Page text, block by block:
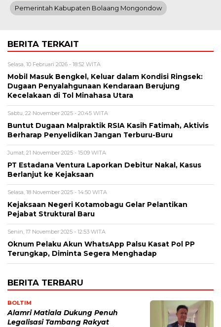
Pemerintah Kabupaten Bolaang Mongondow
BERITA TERKAIT
Selasa, 10 Februari 2026 - 18:52 WITA
Mobil Masuk Bengkel, Keluar dalam Kondisi Ringsek:
Dugaan Penyalahgunaan Kendaraan Berujung
Kecelakaan di Tol Minahasa Utara
Sabtu, 22 November 2025 - 20:45 WITA
Buntut Dugaan Malpraktik RSIA Kasih Fatimah, Aktivis
Berharap Penyelidikan Jangan Terburu-Buru
Jumat, 21 November 2025 - 15:09 WITA
PT Estadana Ventura Laporkan Debitur Nakal, Kasus
Berlanjut ke Kejaksaan
Selasa, 18 November 2025 - 14:50 WITA
Kejaksaan Negeri Kotamobagu Gelar Pelantikan
Pejabat Struktural Baru
Senin, 17 November 2025 - 12:53 WITA
Oknum Pelaku Akun WhatsApp Palsu Kasat Pol PP
Terungkap, Diminta Segera Menghadap
BERITA TERBARU
BOLTIM
Alamri Matiala Dukung Penuh
Legalisasi Tambang Rakyat